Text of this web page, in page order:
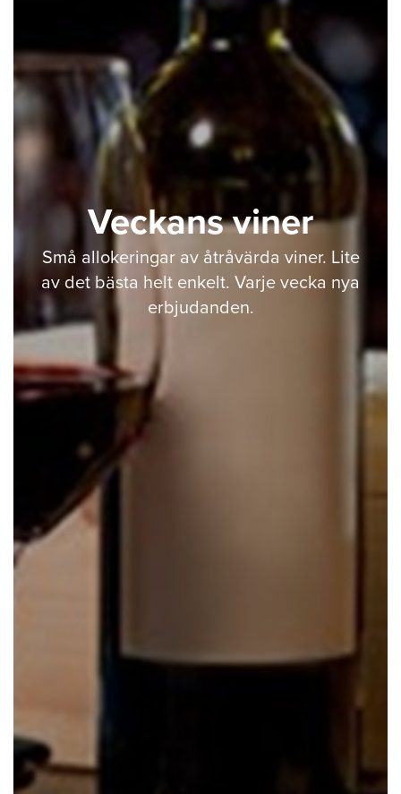
Veckans viner
Små allokeringar av åtråvärda viner. Lite
av det bästa helt enkelt. Varje vecka nya
erbjudanden.